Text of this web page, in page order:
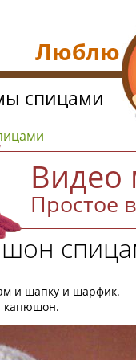
Видео
Простое
и шапку и шарфик.
капюшон.
спицами